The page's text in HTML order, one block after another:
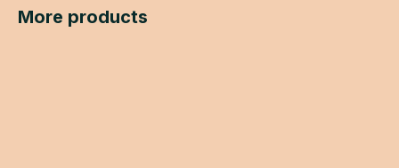
More products